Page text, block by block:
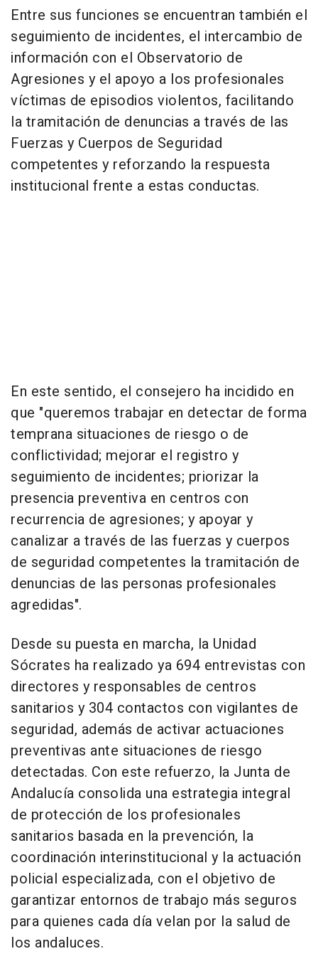
Entre sus funciones se encuentran también el
seguimiento de incidentes, el intercambio de
información con el Observatorio de
Agresiones y el apoyo a los profesionales
víctimas de episodios violentos, facilitando
la tramitación de denuncias a través de las
Fuerzas y Cuerpos de Seguridad
competentes y reforzando la respuesta
institucional frente a estas conductas.
En este sentido, el consejero ha incidido en
que "queremos trabajar en detectar de forma
temprana situaciones de riesgo o de
conflictividad; mejorar el registro y
seguimiento de incidentes; priorizar la
presencia preventiva en centros con
recurrencia de agresiones; y apoyar y
canalizar a través de las fuerzas y cuerpos
de seguridad competentes la tramitación de
denuncias de las personas profesionales
agredidas".
Desde su puesta en marcha, la Unidad
Sócrates ha realizado ya 694 entrevistas con
directores y responsables de centros
sanitarios y 304 contactos con vigilantes de
seguridad, además de activar actuaciones
preventivas ante situaciones de riesgo
detectadas. Con este refuerzo, la Junta de
Andalucía consolida una estrategia integral
de protección de los profesionales
sanitarios basada en la prevención, la
coordinación interinstitucional y la actuación
policial especializada, con el objetivo de
garantizar entornos de trabajo más seguros
para quienes cada día velan por la salud de
los andaluces.